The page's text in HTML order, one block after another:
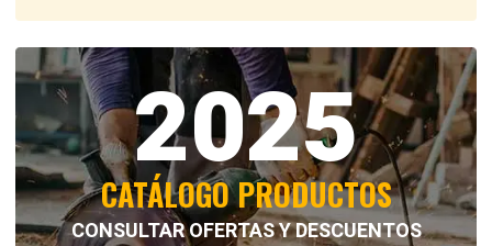
2025
CATÁLOGO PRODUCTOS
CONSULTAR OFERTAS Y DESCUENTOS